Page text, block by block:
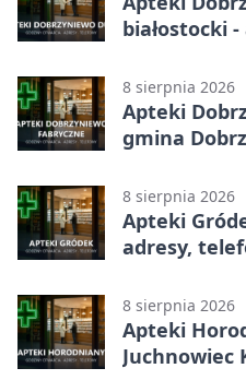
białostocki
8 sierpnia 2026
Apteki
gmina
godziny
8 sierpnia 2026
Apteki
adresy,
8 sierpnia 2026
Apteki
Juchnowiec